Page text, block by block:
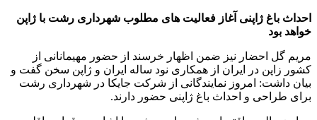
احداث باغ ژاپنی آغاز فعالیت های مطلوب شهرداری رشت با ژاپن
خواهد بود
مریم گل احضار نیز ضمن اظهار خرسند از حضور مهیمانانی از
کشور زاپن در ایران از همکاری نود ساله ایران و ژاپن سخن گفت و
بیان داشت: امروز نمایندگانی از شرکت جایکا در شهرداری رشت
برای طراحی و احداث باغ ژاپنی حضور دارند.